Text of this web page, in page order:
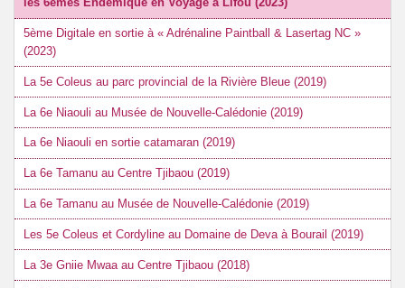
5ème Digitale en sortie à « Adrénaline Paintball & Lasertag NC »
(2023)
La 5e Coleus au parc provincial de la Rivière Bleue (2019)
La 6e Niaouli au Musée de Nouvelle-Calédonie (2019)
La 6e Niaouli en sortie catamaran (2019)
La 6e Tamanu au Centre Tjibaou (2019)
La 6e Tamanu au Musée de Nouvelle-Calédonie (2019)
Les 5e Coleus et Cordyline au Domaine de Deva à Bourail (2019)
La 3e Gniie Mwaa au Centre Tjibaou (2018)